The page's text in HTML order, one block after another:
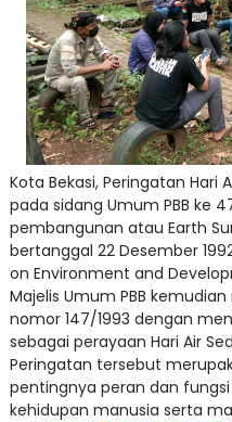
Kota Bekasi, Peringatan Hari
pada sidang Umum PBB ke
pembangunan atau Earth
bertanggal 22 Desember
on Environment and
Majelis Umum PBB
nomor 147/1993 dengan
sebagai perayaan Hari Air
Peringatan tersebut
pentingnya peran dan
kehidupan manusia serta